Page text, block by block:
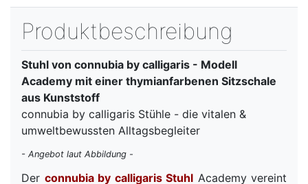
Produktbeschreibung
Stuhl von connubia by calligaris - Modell
Academy mit einer thymianfarbenen Sitzschale
aus Kunststoff
connubia by calligaris Stühle - die vitalen &
umweltbewussten Alltagsbegleiter
- Angebot laut Abbildung -
Der connubia by calligaris Stuhl Academy vereint